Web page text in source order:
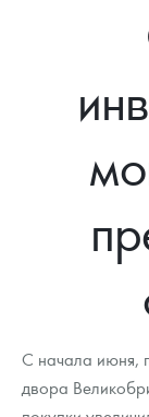
Инвестиционные
Иностранные
Памятные
Монеты
Монеты стран
Монеты и жетоны
Георгий
Гарри Поттер
Клуб ЗМД
Памятка для
Условия возврата
Подбор монет
Информация
Аналитика и
Наши
Письмо директору
С начала июня,
двора